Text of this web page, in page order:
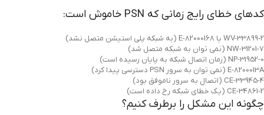
کدهای خطای رایج زمانی که PSN خاموش است:
WV-33899-2 یا E-82000168 (به شبکه پلی استیشن متصل نشد)
NW-31201-7 (نمی توان به شبکه متصل شد)
NP-31952-0 (زمان اتصال شبکه به پایان رسیده است)
E-8200013A (نمی توان به سرور PSN دسترسی پیدا کرد)
CE-33945-4 (اتصال به سرور ناموفق بود)
CE-34861-2 (یک خطای شبکه رخ داده است)
چگونه این مشکل را برطرف کنیم؟